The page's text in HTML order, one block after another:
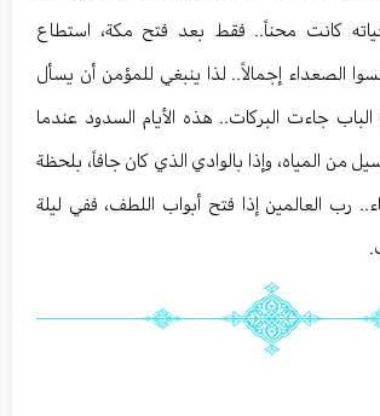
كانت محناً.. فقط بعد فتح مكة، استطاع
الصعداء إجمالاً.. لذا ينبغي للمؤمن أن يسأل
الباب جاءت البركات.. هذه الأيام السدود عندما
سيل من المياه، وإذا بالوادي الذي كان جافاً، بلحظة
رب العالمين إذا فتح أبواب اللطف، ففي ليلة